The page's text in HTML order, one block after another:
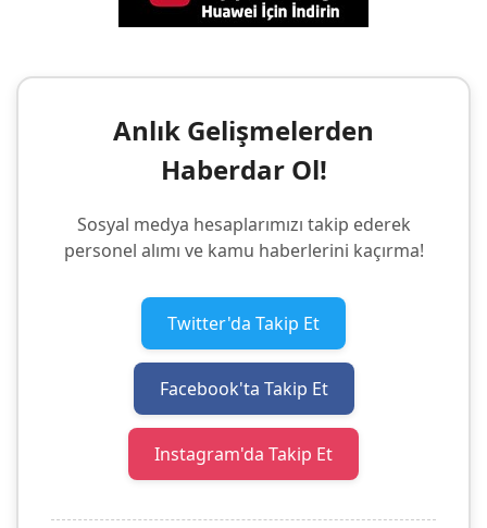
Anlık Gelişmelerden
Haberdar Ol!
Sosyal medya hesaplarımızı takip ederek
personel alımı ve kamu haberlerini kaçırma!
Twitter'da Takip Et
Facebook'ta Takip Et
Instagram'da Takip Et